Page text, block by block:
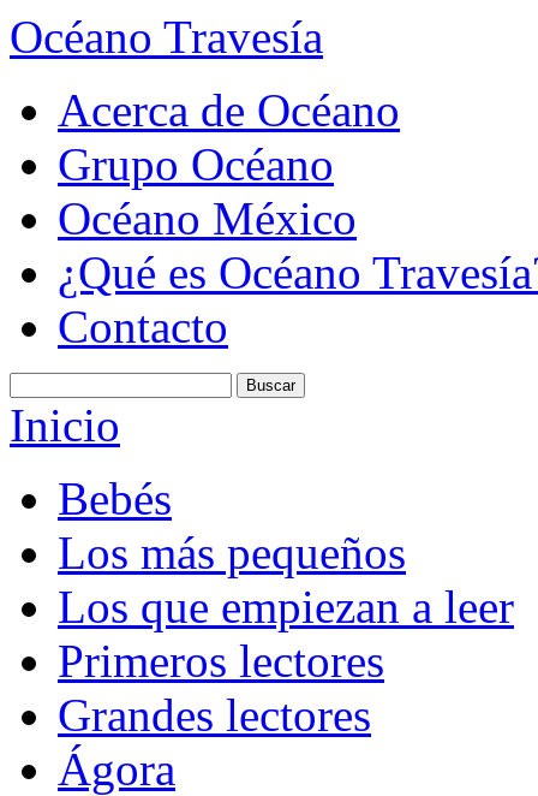
Océano Travesía
Acerca de Océano
Grupo Océano
Océano México
¿Qué es Océano
Contacto
Inicio
Bebés
Los más pequeños
Los que empiezan a leer
Primeros lectores
Grandes lectores
Ágora